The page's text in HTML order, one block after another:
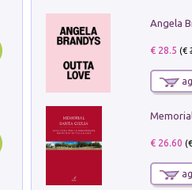
Angela
€ 28.5 (€
€ 26.60